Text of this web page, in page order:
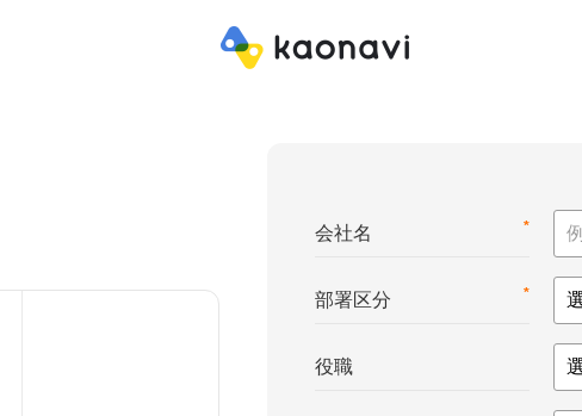
*
会社名
*
部署区分
役職